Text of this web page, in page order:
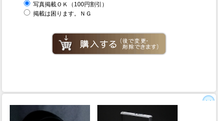
写真掲載ＯＫ（100円割引）
掲載は困ります。ＮＧ